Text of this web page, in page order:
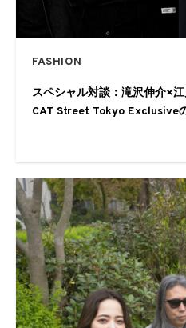
FASHION
スペシャル対談：滝沢伸介×
CAT Street Tokyo Exclusive